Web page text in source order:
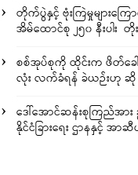
တိုက်ပွဲနှင့် ဗုံးကြဲမှုများကြ
အိမ်ထောင်စု ၂၅၀ နီးပါး
စစ်အုပ်စုကို ထိုင်းက ဖိတ်ခ
လုံး လက်ခံရန် ခဲယဉ်းဟု ဆို
ဒေါ်အောင်ဆန်းစုကြည်အား
နိုင်ငံခြားရေး ဌာနနှင့် အာ